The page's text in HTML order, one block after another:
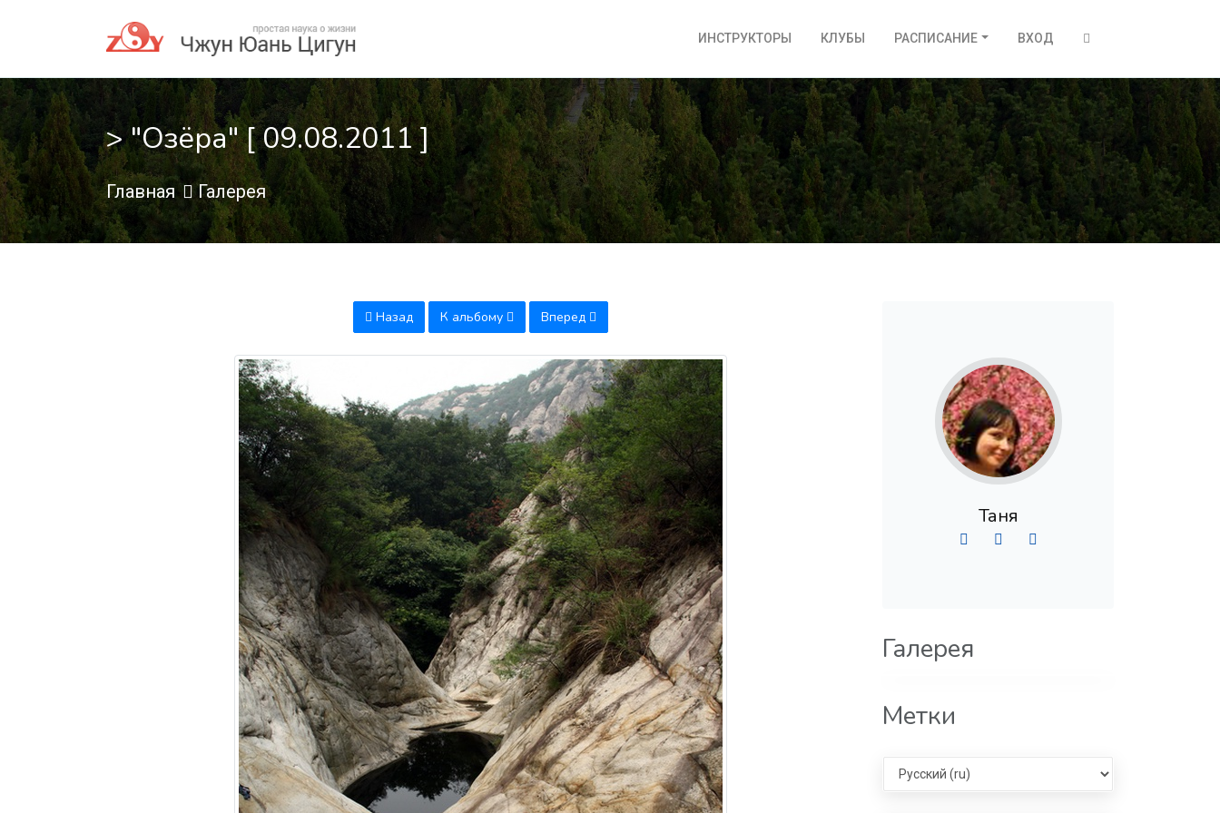
ИНСТРУКТОРЫ КЛУБЫ РАСПИСАНИЕ ВХОД
> "Озёра" [ 09.08.2011 ]
Главная Галерея
Назад К альбому Вперед
Таня
Галерея
Метки
Select language